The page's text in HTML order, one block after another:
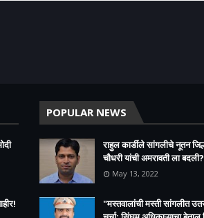
POPULAR NEWS
राहुल कार्डीले सांगलीचे नूतन
चौधरी यांची अमरावती ला बदली?
May 13, 2022
"मस्तवालांची मस्ती सांगलीत